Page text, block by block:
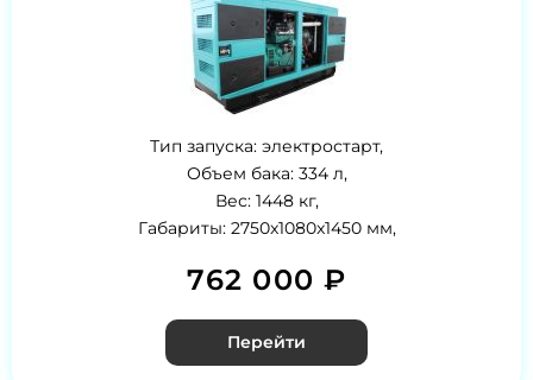
Тип запуска: электростарт,
Объем бака: 334 л,
Вес: 1448 кг,
Габариты: 2750x1080x1450 мм,
762 000 ₽
Перейти